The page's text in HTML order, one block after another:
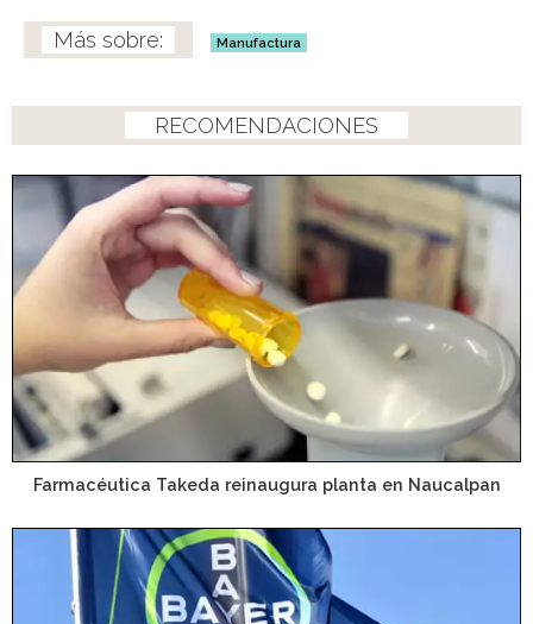
Manufactura
RECOMENDACIONES
Farmacéutica Takeda reinaugura planta en Naucalpan